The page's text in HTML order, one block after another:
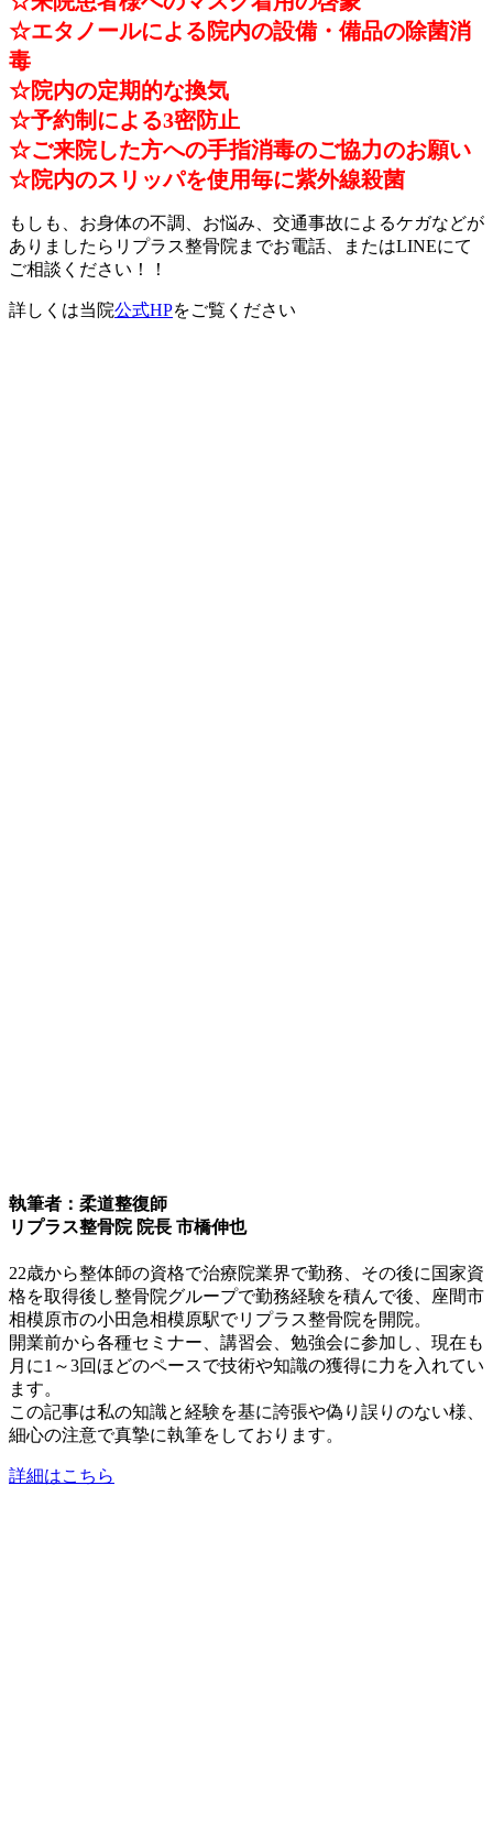
☆エタノールによる院内の設備・備品の除菌消
毒
☆院内の定期的な換気
☆予約制による3密防止
☆ご来院した方への手指消毒のご協力のお願い
☆院内のスリッパを使用毎に紫外線殺菌
もしも、お身体の不調、お悩み、交通事故によるケガなどが
ありましたらリプラス整骨院までお電話、またはLINEにて
ご相談ください！！
詳しくは当院公式HPをご覧ください
執筆者：柔道整復師
リプラス整骨院 院長 市橋伸也
22歳から整体師の資格で治療院業界で勤務、その後に国家資
格を取得後し整骨院グループで勤務経験を積んで後、座間市
相模原市の小田急相模原駅でリプラス整骨院を開院。
開業前から各種セミナー、講習会、勉強会に参加し、現在も
月に1～3回ほどのペースで技術や知識の獲得に力を入れてい
ます。
この記事は私の知識と経験を基に誇張や偽り誤りのない様、
細心の注意で真摯に執筆をしております。
詳細はこちら